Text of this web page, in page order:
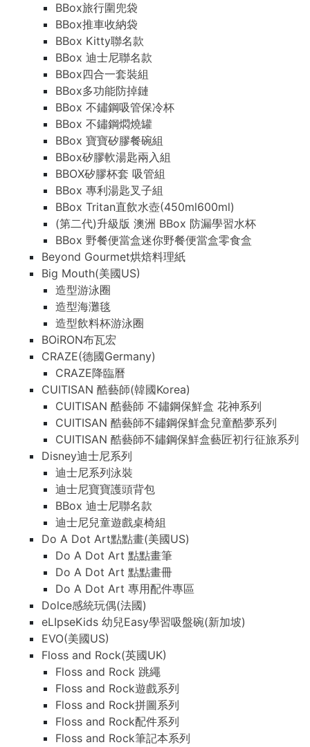
BBox旅行圍兜袋
BBox推車收納袋
BBox Kitty聯名款
BBox 迪士尼聯名款
BBox四合一套裝組
BBox多功能防掉鏈
BBox 不鏽鋼吸管保冷杯
BBox 不鏽鋼燜燒罐
BBox 寶寶矽膠餐碗組
BBox矽膠軟湯匙兩入組
BBOX矽膠杯套 吸管組
BBox 專利湯匙叉子組
BBox Tritan直飲水壺(450ml600ml)
(第二代)升級版 澳洲 BBox 防漏學習水杯
BBox 野餐便當盒迷你野餐便當盒零食盒
Beyond Gourmet烘焙料理紙
Big Mouth(美國US)
造型游泳圈
造型海灘毯
造型飲料杯游泳圈
BOiRON布瓦宏
CRAZE(德國Germany)
CRAZE降臨曆
CUITISAN 酷藝師(韓國Korea)
CUITISAN 酷藝師 不鏽鋼保鮮盒 花神系列
CUITISAN 酷藝師不鏽鋼保鮮盒兒童酷夢系列
CUITISAN 酷藝師不鏽鋼保鮮盒藝匠初行征旅系列
Disney迪士尼系列
迪士尼系列泳裝
迪士尼寶寶護頭背包
BBox 迪士尼聯名款
迪士尼兒童遊戲桌椅組
Do A Dot Art點點畫(美國US)
Do A Dot Art 點點畫筆
Do A Dot Art 點點畫冊
Do A Dot Art 專用配件專區
Dolce感統玩偶(法國)
eLIpseKids 幼兒Easy學習吸盤碗(新加坡)
EVO(美國US)
Floss and Rock(英國UK)
Floss and Rock 跳繩
Floss and Rock遊戲系列
Floss and Rock拼圖系列
Floss and Rock配件系列
Floss and Rock筆記本系列